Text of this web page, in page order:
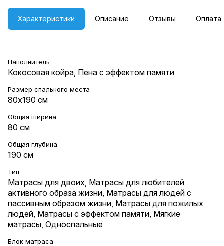
Характеристики Описание Отзывы Оплата
Наполнитель
Кокосовая койра, Пена с эффектом памяти
Размер спального места
80х190 см
Общая ширина
80 см
Общая глубина
190 см
Тип
Матрасы для двоих Матрасы для любителей
активного образа жизни Матрасы для людей с
пассивным образом жизни Матрасы для пожилых
людей Матрасы с эффектом памяти Мягкие
матрасы Односпальные
Блок матраса